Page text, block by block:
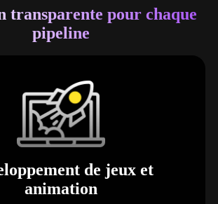
transparente pour chaque
pipeline
de jeux et
animation